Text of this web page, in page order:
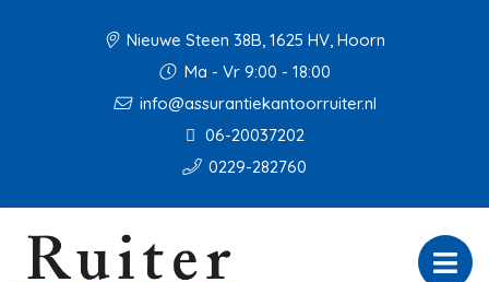
Nieuwe Steen 38B, 1625 HV, Hoorn
Ma - Vr 9:00 - 18:00
info@assurantiekantoorruiter.nl
06-20037202
0229-282760